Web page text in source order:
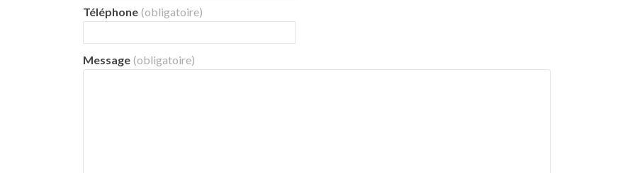
Téléphone (obligatoire)
Message (obligatoire)